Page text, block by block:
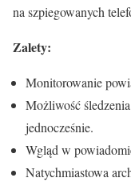
na szpiegowanych
Zalety:
Monitorowanie
Możliwość
jednocześnie.
Wgląd w
Natychmiastowa